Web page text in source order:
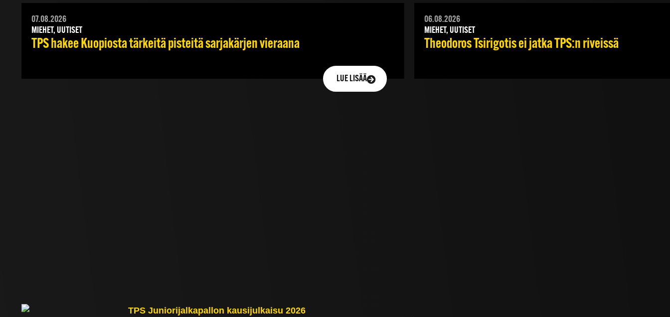
07.08.2026
MIEHET, UUTISET
TPS hakee Kuopiosta tärkeitä pisteitä sarjakärjen vieraana
LUE LISÄÄ
06.08.2026
MIEHET, UUTISET
Theodoros Tsirigotis ei jatka TPS:n riveissä